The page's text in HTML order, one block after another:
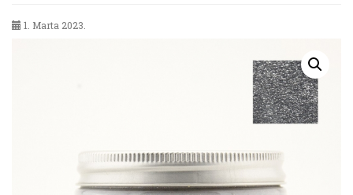
1. Marta 2023.